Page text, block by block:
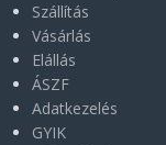
Szállítás
Vásárlás
Elállás
ÁSZF
Adatkezelés
GYIK